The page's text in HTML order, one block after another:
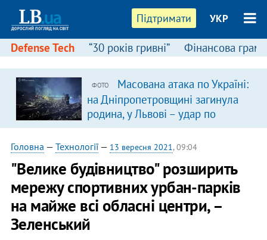
Підтримати УКР
Defense Tech “30 років гривні” Фінансова
ФОТО
Масована атака по Україні:
на Дніпропетровщині загинула
родина, у Львові – удар по
багатоповерхівках
(доповнюється)
Головна — Технології— 13 вересня 2021, 09:04
"Велике будівництво" розширить
мережу спортивних урбан-парків
на майже всі обласні центри, –
Зеленський